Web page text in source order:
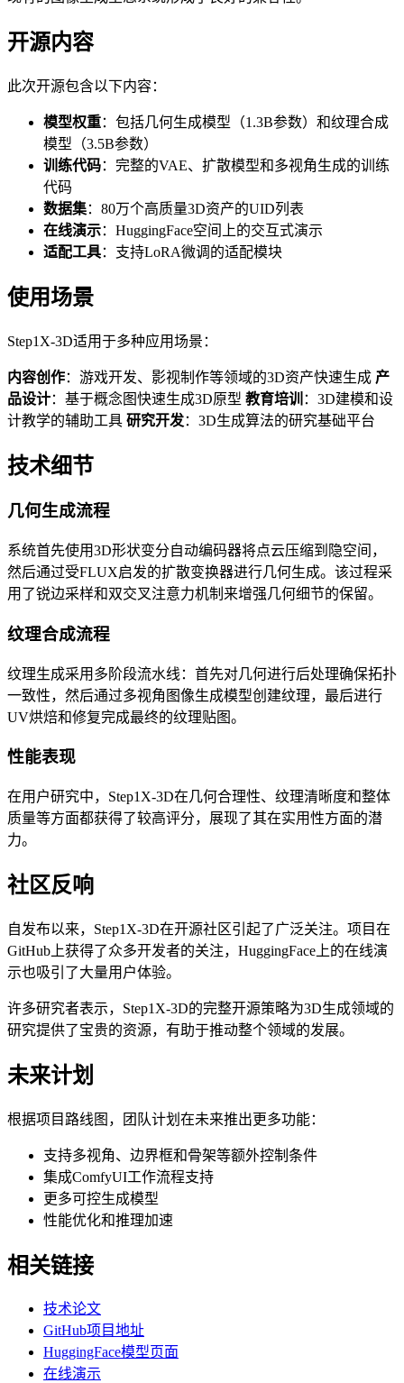
开源内容
此次开源包含以下内容：
模型权重：包括几何生成模型（1.3B参数）和纹理合成
模型（3.5B参数）
训练代码：完整的VAE、扩散模型和多视角生成的训练
代码
数据集：80万个高质量3D资产的UID列表
在线演示：HuggingFace空间上的交互式演示
适配工具：支持LoRA微调的适配模块
使用场景
Step1X-3D适用于多种应用场景：
内容创作：游戏开发、影视制作等领域的3D资产快速生成 产
品设计：基于概念图快速生成3D原型 教育培训 ：3D建模和设
计教学的辅助工具 研究开发：3D生成算法的研究基础平台
技术细节
几何生成流程
系统首先使用3D形状变分自动编码器将点云压缩到隐空间，
然后通过受FLUX启发的扩散变换器进行几何生成。该过程采
用了锐边采样和双交叉注意力机制来增强几何细节的保留。
纹理合成流程
纹理生成采用多阶段流水线：首先对几何进行后处理确保拓扑
一致性，然后通过多视角图像生成模型创建纹理，最后进行
UV烘焙和修复完成最终的纹理贴图。
性能表现
在用户研究中，Step1X-3D在几何合理性、纹理清晰度和整体
质量等方面都获得了较高评分，展现了其在实用性方面的潜
力。
社区反响
自发布以来，Step1X-3D在开源社区引起了广泛关注。项目在
GitHub上获得了众多开发者的关注，HuggingFace上的在线演
示也吸引了大量用户体验。
许多研究者表示，Step1X-3D的完整开源策略为3D生成领域的
研究提供了宝贵的资源，有助于推动整个领域的发展。
未来计划
根据项目路线图，团队计划在未来推出更多功能：
支持多视角、边界框和骨架等额外控制条件
集成ComfyUI工作流程支持
更多可控生成模型
性能优化和推理加速
相关链接
技术论文
GitHub项目地址
HuggingFace模型页面
在线演示